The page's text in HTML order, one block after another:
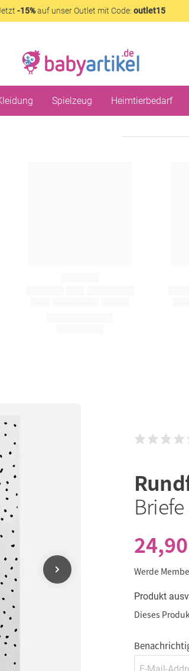
-15%auf unser Outlet mit Code: outlet15
Spielzeug Heimtierbedarf
Werde
Produkt
Dieses